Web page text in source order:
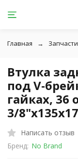
Главная Запчасти
Втулка
под V-
гайках, 36
3/
Написать отзыв
Бренд: No Brand